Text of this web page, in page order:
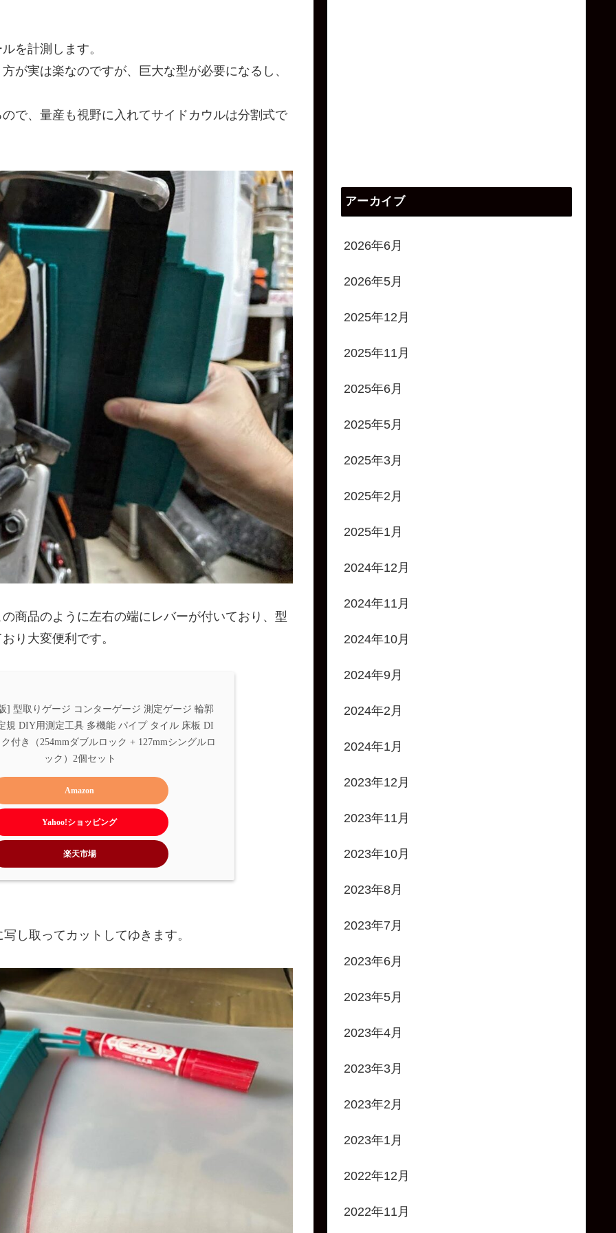
を計測します。
が実は楽なのですが、巨大な型が必要になるし、
で、量産も視野に入れてサイドカウルは分割式で
商品のように左右の端にレバーが付いており、型
り大変便利です。
] 型取りゲージ コンターゲージ 測定ゲージ 輪郭
規 DIY用測定工具 多機能 パイプ タイル 床板 DI
付き（254mmダブルロック + 127mmシングルロ
ック）2個セット
Amazon
Yahoo!ショッピング
楽天市場
し取ってカットしてゆきます。
アーカイブ
2026年6月
2026年5月
2025年12月
2025年11月
2025年6月
2025年5月
2025年3月
2025年2月
2025年1月
2024年12月
2024年11月
2024年10月
2024年9月
2024年2月
2024年1月
2023年12月
2023年11月
2023年10月
2023年8月
2023年7月
2023年6月
2023年5月
2023年4月
2023年3月
2023年2月
2023年1月
2022年12月
2022年11月